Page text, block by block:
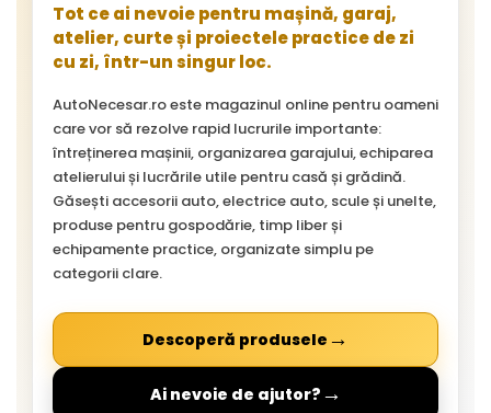
Tot ce ai nevoie pentru mașină, garaj,
atelier, curte și proiectele practice de zi
cu zi, într-un singur loc.
AutoNecesar.ro este magazinul online pentru oameni
care vor să rezolve rapid lucrurile importante:
întreținerea mașinii, organizarea garajului, echiparea
atelierului și lucrările utile pentru casă și grădină.
Găsești accesorii auto, electrice auto, scule și unelte,
produse pentru gospodărie, timp liber și
echipamente practice, organizate simplu pe
categorii clare.
Descoperă produsele →
Ai nevoie de ajutor? →